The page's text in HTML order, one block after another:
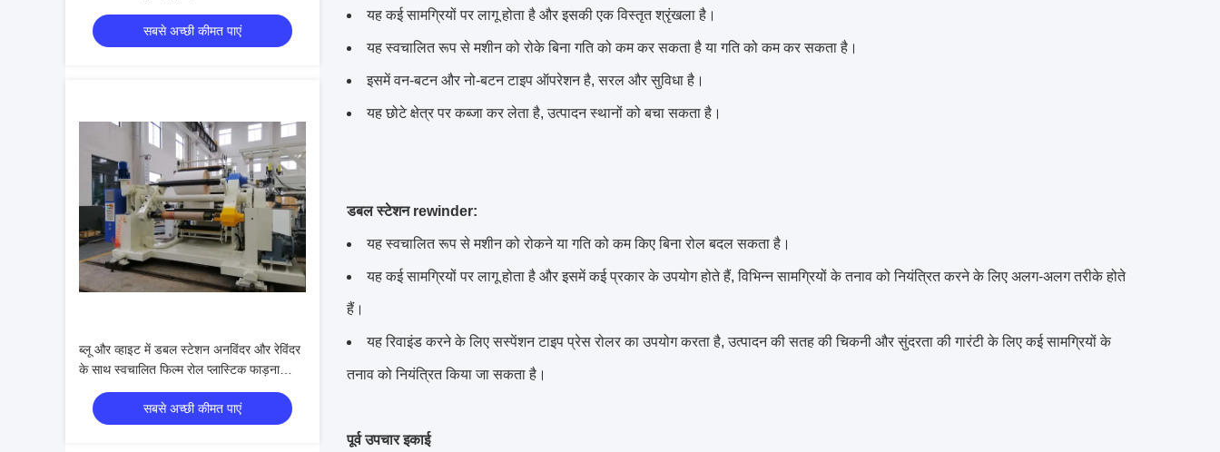
सबसे अच्छी कीमत पाएं
ब्लू और व्हाइट में डबल स्टेशन अनविंदर और रेविंदर
के साथ स्वचालित फिल्म रोल प्लास्टिक फाड़ना
सबसे अच्छी कीमत पाएं
यह कई सामग्रियों पर लागू होता है और इसकी एक विस्तृत श्रृंखला है।
यह स्वचालित रूप से मशीन को रोके बिना गति को कम कर सकता है या गति को कम कर सकता है।
इसमें वन-बटन और नो-बटन टाइप ऑपरेशन है, सरल और सुविधा है।
यह छोटे क्षेत्र पर कब्जा कर लेता है, उत्पादन स्थानों को बचा सकता है।
डबल स्टेशन rewinder:
यह स्वचालित रूप से मशीन को रोकने या गति को कम किए बिना रोल बदल सकता है।
यह कई सामग्रियों पर लागू होता है और इसमें कई प्रकार के उपयोग होते हैं, विभिन्न सामग्रियों के तनाव को नियंत्रित करने के लिए अलग-अलग तरीके होते
हैं।
यह रिवाइंड करने के लिए सस्पेंशन टाइप प्रेस रोलर का उपयोग करता है, उत्पादन की सतह की चिकनी और सुंदरता की गारंटी के लिए कई सामग्रियों के
तनाव को नियंत्रित किया जा सकता है।
पूर्व उपचार इकाई